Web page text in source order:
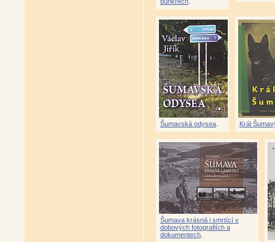
Šumavská odysea Král
Šumava krásná i smrtící v
dobových fotografiích a
dokumentech